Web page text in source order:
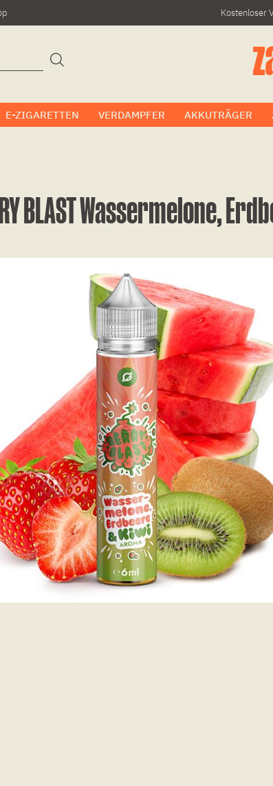
Kostenloser
E-ZIGARETTEN VERDAMPFER AKKUTRÄGER
BLAST Wassermelone,